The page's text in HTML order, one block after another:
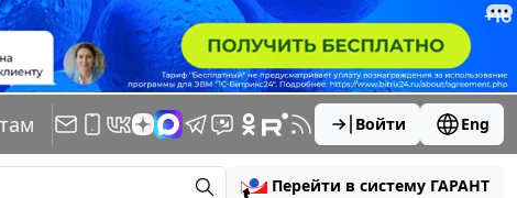
Войти Eng
Перейти в систему ГАРАНТ